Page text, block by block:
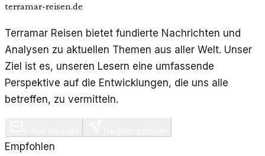
terramar-reisen.de
Terramar Reisen bietet fundierte Nachrichten und
Analysen zu aktuellen Themen aus aller Welt. Unser
Ziel ist es, unseren Lesern eine umfassende
Perspektive auf die Entwicklungen, die uns alle
betreffen, zu vermitteln.
Empfohlen